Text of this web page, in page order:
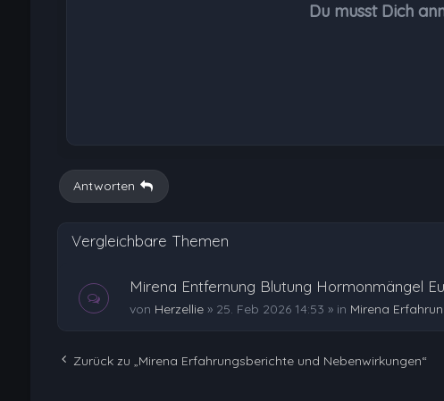
Du musst Dich
Antworten
Vergleichbare Themen
Mirena Entfernung Blutung Hormonmängel
von Herzellie» 25. Feb 2026 14:53 » in Mirena
Zurück zu „Mirena Erfahrungsberichte und Nebenwirkungen“